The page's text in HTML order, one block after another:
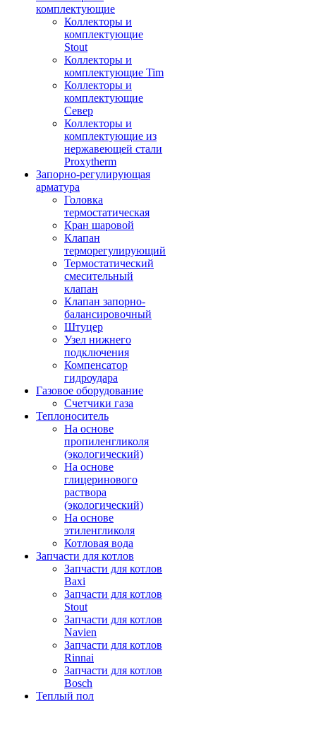
комплектующие
Коллекторы и
комплектующие
Stout
Коллекторы и
комплектующие Tim
Коллекторы и
комплектующие
Север
Коллекторы и
комплектующие из
нержавеющей стали
Proxytherm
Запорно-регулирующая
арматура
Головка
термостатическая
Кран шаровой
Клапан
терморегулирующий
Термостатический
смесительный
клапан
Клапан запорно-
балансировочный
Штуцер
Узел нижнего
подключения
Компенсатор
гидроудара
Газовое оборудование
Счетчики газа
Теплоноситель
На основе
пропиленгликоля
(экологический)
На основе
глицеринового
раствора
(экологический)
На основе
этиленгликоля
Котловая вода
Запчасти для котлов
Запчасти для котлов
Baxi
Запчасти для котлов
Stout
Запчасти для котлов
Navien
Запчасти для котлов
Rinnai
Запчасти для котлов
Bosch
Теплый пол